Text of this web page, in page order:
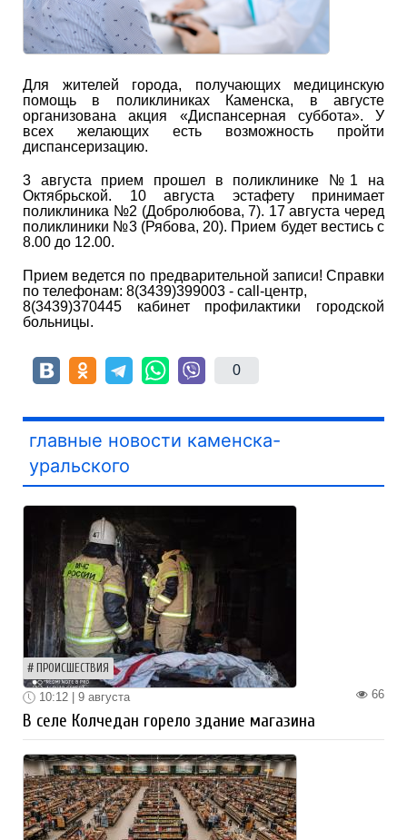
Для жителей города, получающих медицинскую
помощь в поликлиниках Каменска, в августе
организована акция «Диспансерная суббота». У
всех желающих есть возможность пройти
диспансеризацию.
3 августа прием прошел в поликлинике №1 на
Октябрьской. 10 августа эстафету принимает
поликлиника №2 (Добролюбова, 7). 17 августа черед
поликлиники №3 (Рябова, 20). Прием будет вестись с
8.00 до 12.00.
Прием ведется по предварительной записи! Справки
по телефонам: 8(3439)399003 - call-центр,
8(3439)370445 кабинет профилактики городской
больницы.
0
главные новости каменска-
уральского
ПРОИСШЕСТВИЯ
66
10:12 | 9 августа
В селе Колчедан горело здание магазина